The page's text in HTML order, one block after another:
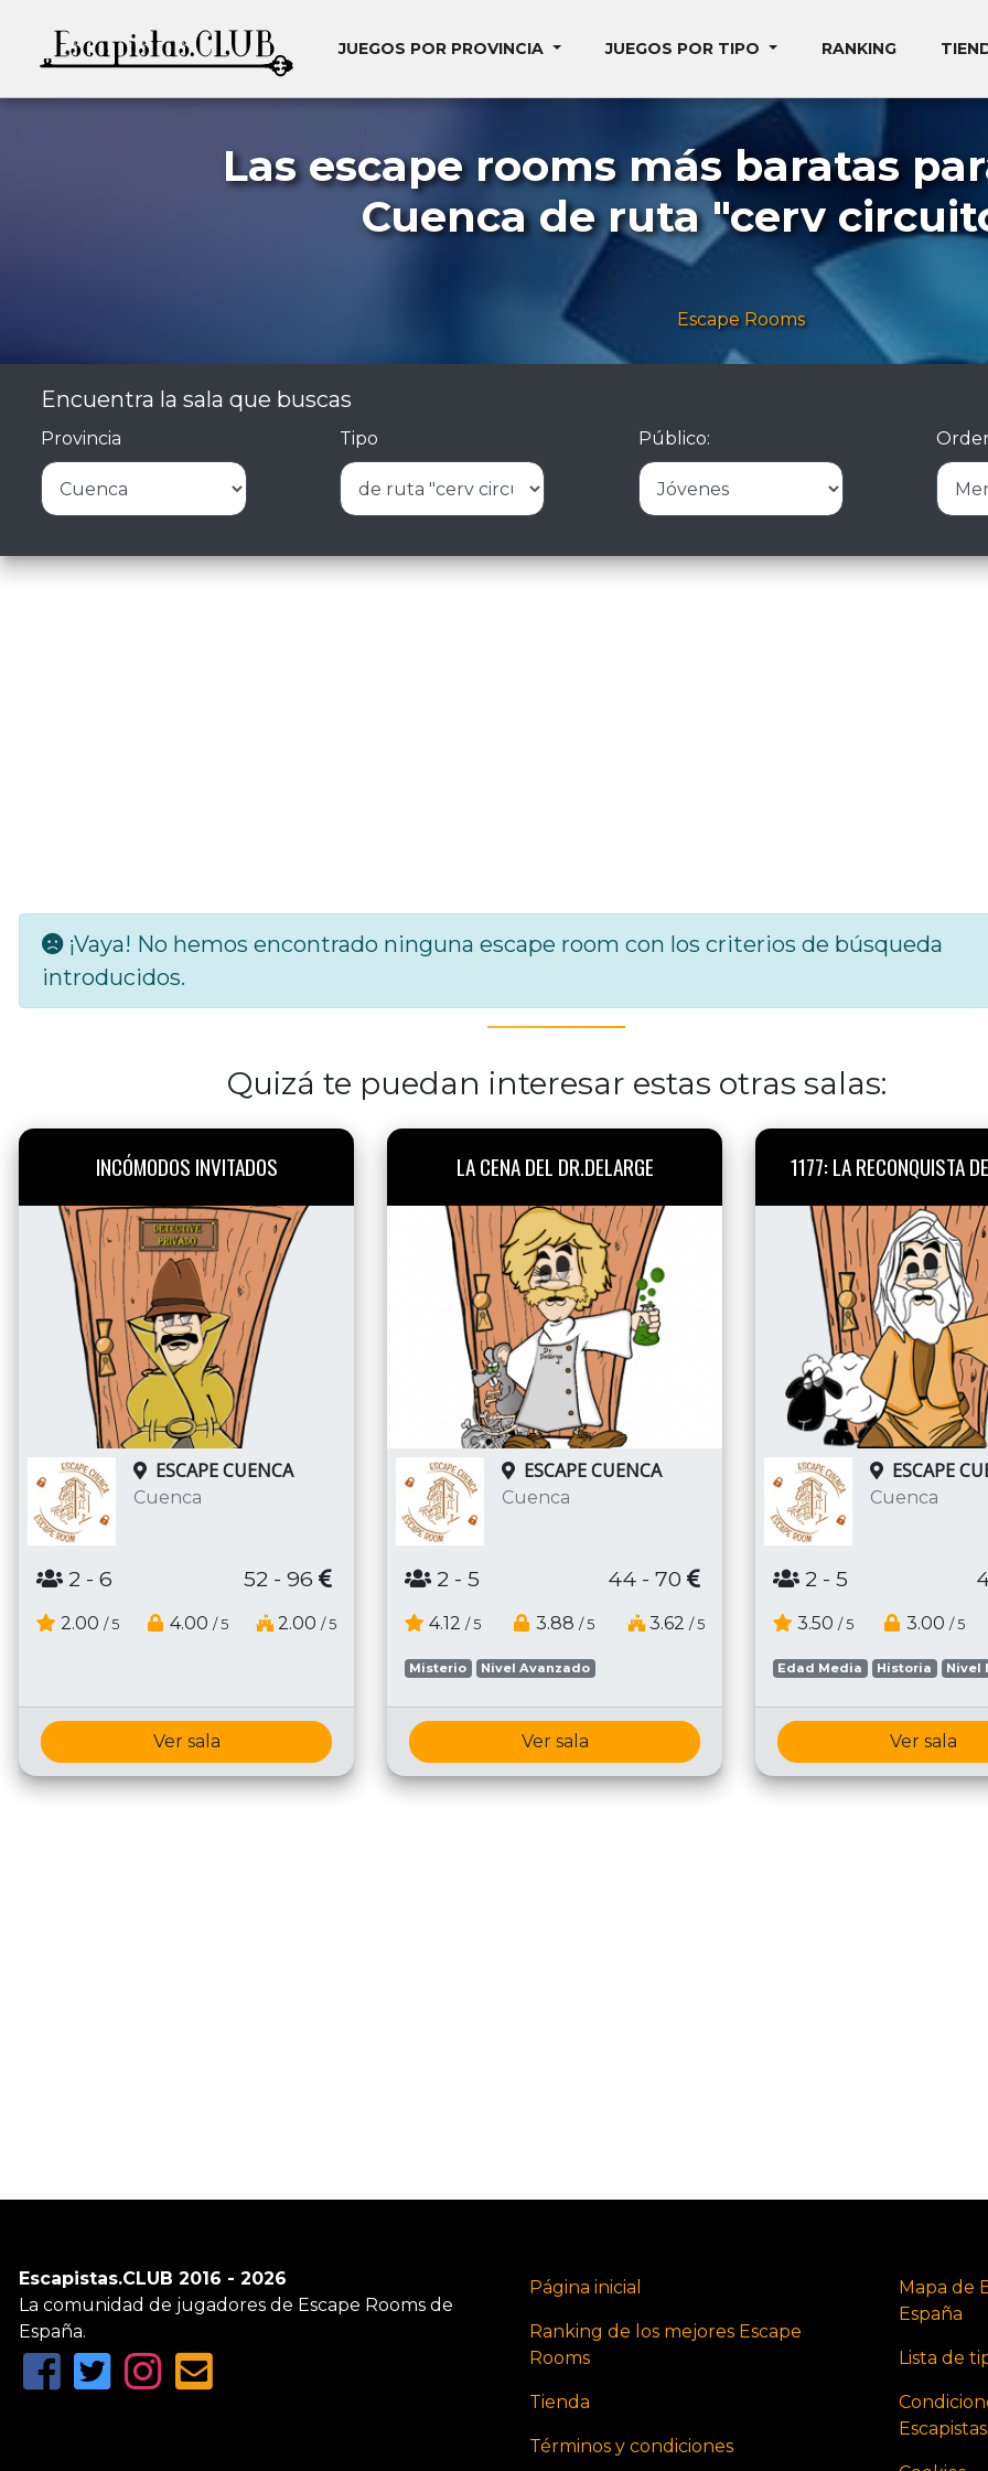
JUEGOS POR PROVINCIA JUEGOS POR TIPO RANKING
Las escape rooms más baratas
Cuenca de ruta "cerv
Escape Rooms
Encuentra la sala que buscas
Provincia Tipo Público:
¡Vaya! No hemos encontrado ninguna escape room con los criterios de búsqueda
introducidos.
Quizá te puedan interesar estas otras salas:
INCÓMODOS INVITADOS
ESCAPE CUENCA
Cuenca
2 - 6 52 - 96
2.00 / 5 4.00 / 5 2.00 / 5
Ver sala
LA CENA DEL DR.DELARGE
ESCAPE CUENCA
Cuenca
2 - 5 44 - 70
4.12 / 5 3.88 / 5 3.62 / 5
Misterio Nivel Avanzado
Ver sala
1177: LA RECONQUISTA
ESCAPE
Cuenca
2 - 5
3.50 / 5 3.00 / 5
Edad Media Historia Nivel
Ver sala
Escapistas.CLUB 2016 - 2026
La comunidad de jugadores de Escape Rooms de
España.
Página inicial
Ranking de los mejores Escape
Rooms
Tienda
Términos y condiciones
Mapa de
España
Lista de